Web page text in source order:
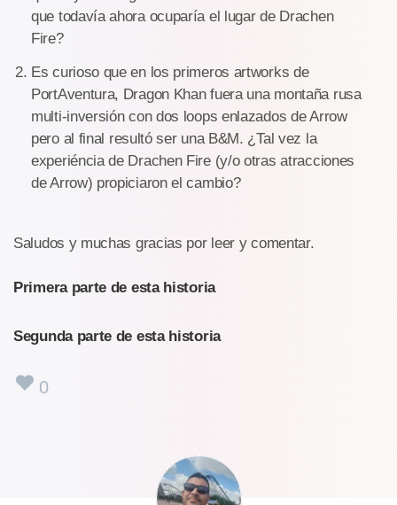
que todavía ahora ocuparía el lugar de Drachen
Fire?
Es curioso que en los primeros artworks de
PortAventura, Dragon Khan fuera una montaña rusa
multi-inversión con dos loops enlazados de Arrow
pero al final resultó ser una B&M. ¿Tal vez la
experiéncia de Drachen Fire (y/o otras atracciones
de Arrow) propiciaron el cambio?
Saludos y muchas gracias por leer y comentar.
Primera parte de esta historia
Segunda parte de esta historia
0